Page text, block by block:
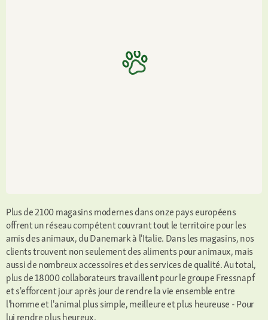
Plus de 2100 magasins modernes dans onze pays européens
offrent un réseau compétent couvrant tout le territoire pour les
amis des animaux, du Danemark à l'Italie. Dans les magasins, nos
clients trouvent non seulement des aliments pour animaux, mais
aussi de nombreux accessoires et des services de qualité. Au total,
plus de 18000 collaborateurs travaillent pour le groupe Fressnapf
et s'efforcent jour après jour de rendre la vie ensemble entre
l'homme et l'animal plus simple, meilleure et plus heureuse - Pour
lui rendre plus heureux.